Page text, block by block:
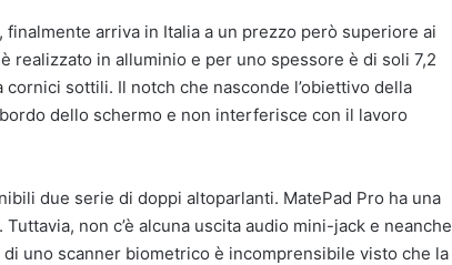
finalmente arriva in Italia a un prezzo però superiore ai
realizzato in alluminio e per uno spessore è di soli 7,2
sottili. Il notch che nasconde l’obiettivo della
dello schermo e non interferisce con il lavoro
due serie di doppi altoparlanti. MatePad Pro ha una
non c’è alcuna uscita audio mini-jack e neanche
uno scanner biometrico è incomprensibile visto che la